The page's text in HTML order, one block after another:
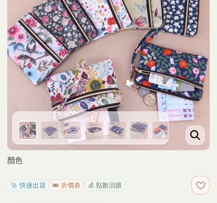
顏色
🚀 快速出貨 🎟️ 折價券 💰 點數回饋 加